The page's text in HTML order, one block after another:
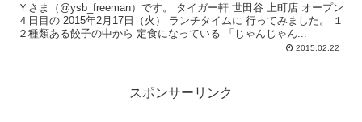
Ｙさま（@ysb_freeman）です。 タイガー軒 世田谷 上町店 オープン
４日目の 2015年2月17日（火） ランチタイムに 行ってみました。 １
２種類ある餃子の中から 定食になっている 「じゃんじゃん...
2015.02.22
スポンサーリンク